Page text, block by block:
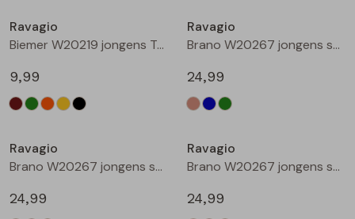
Gilet spencers
Jackjes
Blazers
Leggings
Rokken
T-shirts lange mouw
Tops
Vesten
Ravagio
Biemer W20219 jongens T-shirts korte mouw Zwart
9,99
Ravagio
Brano W20267 jongens sweatshirt Zand
24,99
Ravagio
Brano W20267 jongens sweatshirt Raf
24,99
Ravagio
Brano W20267 jongens sweatshirt Mint
24,99